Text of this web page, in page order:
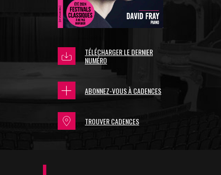
TÉLÉCHARGER LE DERNIER
NUMÉRO
ABONNEZ-VOUS À CADENCES
TROUVER CADENCES